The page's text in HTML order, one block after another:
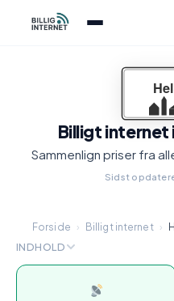
Billigt internet
Sammenlign priser fra
Sidst
Forside › Billigt internet ›
INDHOLD